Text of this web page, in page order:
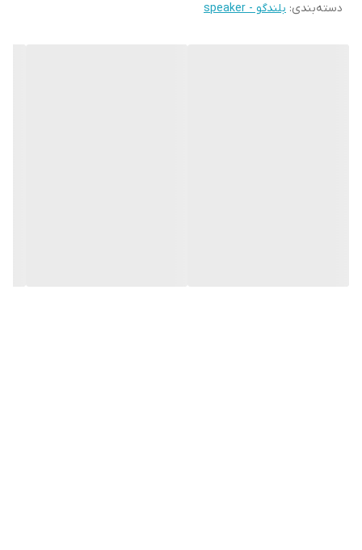
دسته‌بندی: بلندگو - speaker